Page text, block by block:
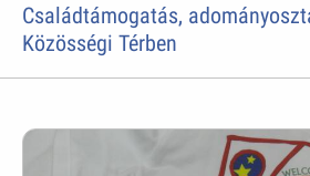
Családtámogatás,
Közösségi Térben